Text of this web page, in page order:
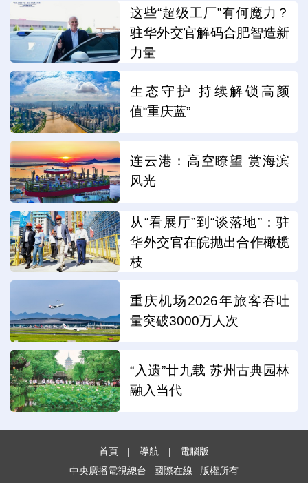
这些“超级工厂”有何魔力？
驻华外交官解码合肥智造新
力量
生态守护 持续解锁高颜
值“重庆蓝”
连云港：高空瞭望 赏海滨
风光
从“看展厅”到“谈落地”：驻
华外交官在皖抛出合作橄榄
枝
重庆机场2026年旅客吞吐
量突破3000万人次
“入遗”廿九载 苏州古典园林
融入当代
首頁 | 導航 |
電腦版
中央廣播電視總台
國際在線 版權所有